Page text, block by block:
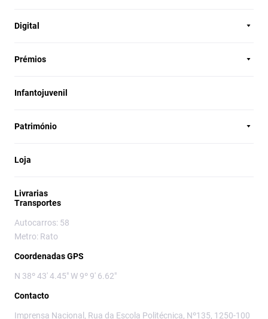
Digital
Prémios
Infantojuvenil
Património
Loja
Livrarias
Transportes
Autocarros: 58
Metro: Rato
Coordenadas GPS
N 38º 43' 4.45" W 9º 9' 6.62"
Contacto
Imprensa Nacional, Rua da Escola Politécnica, Nº135, 1250-100